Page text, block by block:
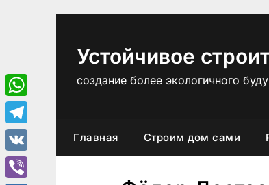
Устойчивое
создание более экологичного
Главная Строим дом сами
WhatsApp
Telegram
VK